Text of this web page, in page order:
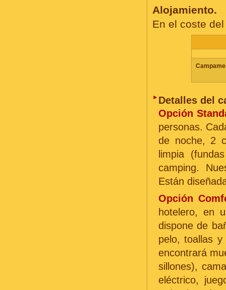
Alojamiento.
En el coste
► Detalles del
Opción
personas.
de noche, 2
limpia
camping.
Están
Opción
hotelero, en
dispone de
pelo, toallas
encontrará
sillones),
eléctrico,